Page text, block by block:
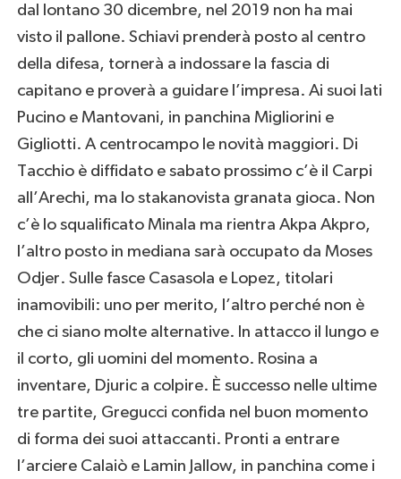
dal lontano 30 dicembre, nel 2019 non ha mai
visto il pallone. Schiavi prenderà posto al centro
della difesa, tornerà a indossare la fascia di
capitano e proverà a guidare l’impresa. Ai suoi lati
Pucino e Mantovani, in panchina Migliorini e
Gigliotti. A centrocampo le novità maggiori. Di
Tacchio è diffidato e sabato prossimo c’è il Carpi
all’Arechi, ma lo stakanovista granata gioca. Non
c’è lo squalificato Minala ma rientra Akpa Akpro,
l’altro posto in mediana sarà occupato da Moses
Odjer. Sulle fasce Casasola e Lopez, titolari
inamovibili: uno per merito, l’altro perché non è
che ci siano molte alternative. In attacco il lungo e
il corto, gli uomini del momento. Rosina a
inventare, Djuric a colpire. È successo nelle ultime
tre partite, Gregucci confida nel buon momento
di forma dei suoi attaccanti. Pronti a entrare
l’arciere Calaiò e Lamin Jallow, in panchina come i